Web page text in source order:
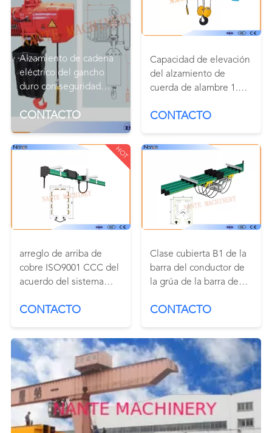
CONTÁCTENOS
SOLICITAR
UNA
COTIZACIÓN
COMPANY
NEWS
Alzamiento de cadena
eléctrico del gancho
duro con seguridad
rotativa de 360 grados
CONTACTO
Capacidad de elevación
del alzamiento de
cuerda de alambre 1.6-
industriales pesados
CONTACTO
HOT
arreglo de arriba de
cobre ISO9001 CCC del
acuerdo del sistema
CONTACTO
Clase cubierta B1 de la
barra del conductor de
la grúa de la barra de
partículas llameantes
CONTACTO